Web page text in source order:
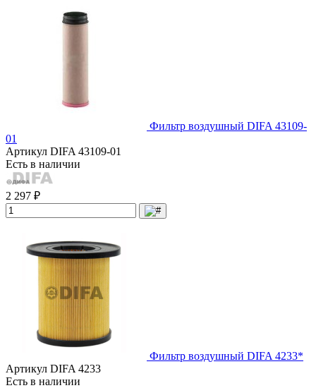
Фильтр воздушный DIFA 43109-
01
Артикул DIFA 43109-01
Есть в наличии
2 297 ₽
Фильтр воздушный DIFA 4233*
Артикул DIFA 4233
Есть в наличии